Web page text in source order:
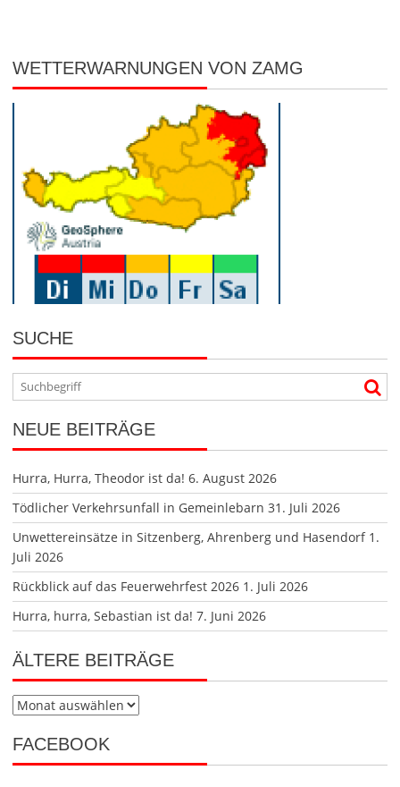
WETTERWARNUNGEN VON ZAMG
SUCHE
NEUE BEITRÄGE
Hurra, Hurra, Theodor ist da! 6. August 2026
Tödlicher Verkehrsunfall in Gemeinlebarn 31. Juli 2026
Unwettereinsätze in Sitzenberg, Ahrenberg und Hasendorf 1.
Juli 2026
Rückblick auf das Feuerwehrfest 2026 1. Juli 2026
Hurra, hurra, Sebastian ist da! 7. Juni 2026
ÄLTERE BEITRÄGE
Ältere
FACEBOOK